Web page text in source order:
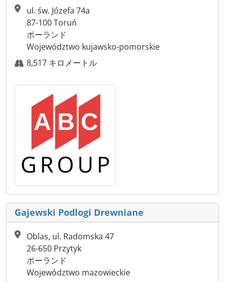
ul. św. Józefa 74a
87-100 Toruń
ポーランド
Województwo kujawsko-pomorskie
8,517 キロメートル
Gajewski Podlogi Drewniane
Oblas, ul. Radomska 47
26-650 Przytyk
ポーランド
Województwo mazowieckie